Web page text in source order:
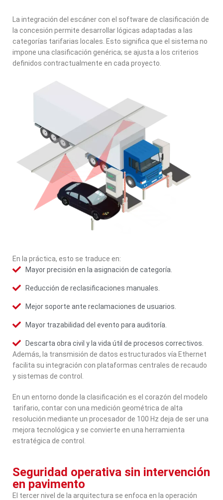
La integración del escáner con el software de clasificación de
la concesión permite desarrollar lógicas adaptadas a las
categorías tarifarias locales. Esto significa que el sistema no
impone una clasificación genérica; se ajusta a los criterios
definidos contractualmente en cada proyecto.
En la práctica, esto se traduce en:
Mayor precisión en la asignación de categoría.
Reducción de reclasificaciones manuales.
Mejor soporte ante reclamaciones de usuarios.
Mayor trazabilidad del evento para auditoría.
Descarta obra civil y la vida útil de procesos correctivos.
Además, la transmisión de datos estructurados vía Ethernet
facilita su integración con plataformas centrales de recaudo
y sistemas de control.
En un entorno donde la clasificación es el corazón del modelo
tarifario, contar con una medición geométrica de alta
resolución mediante un procesador de 100 Hz deja de ser una
mejora tecnológica y se convierte en una herramienta
estratégica de control.
Seguridad operativa sin intervención
en pavimento
El tercer nivel de la arquitectura se enfoca en la operación